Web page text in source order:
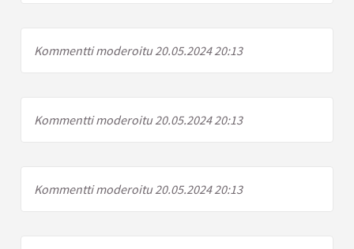
Kommentti moderoitu 20.05.2024 20:13
Kommentti moderoitu 20.05.2024 20:13
Kommentti moderoitu 20.05.2024 20:13